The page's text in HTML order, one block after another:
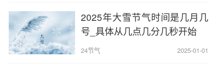
2025年大雪节气时间是几月几
号_具体从几点几分几秒开始
24节气 2025-01-01